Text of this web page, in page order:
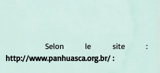
	Selon le site :
http://www.panhuasca.org.br/ :